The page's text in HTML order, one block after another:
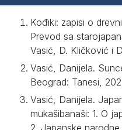
Kođiki: zapisi o
Prevod sa
Vasić, D. Kličković i
Vasić, Danijela.
Beograd: Tanesi,
Vasić, Danijela.
mukašibanaši: 1. O
2. Japanske